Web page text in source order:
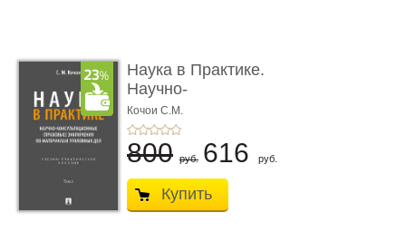
Наука в Практике.
Научно-
консультационные (пра
...
Кочои С.М.
800 руб. 616 руб.
Купить